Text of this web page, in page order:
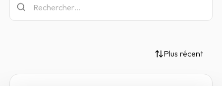
Plus récent